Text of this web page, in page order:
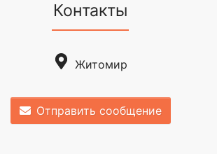
Контакты
Житомир
Отправить сообщение